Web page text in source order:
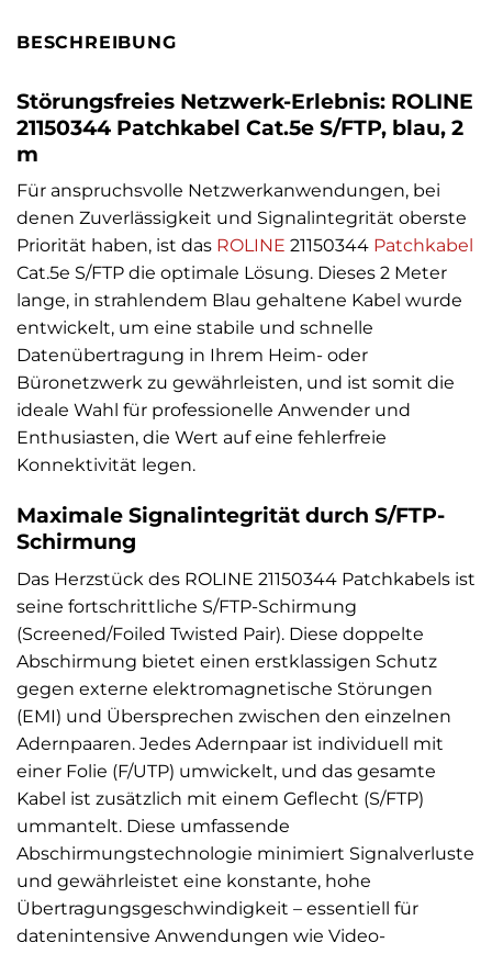
BESCHREIBUNG
Störungsfreies Netzwerk-Erlebnis: ROLINE
21150344 Patchkabel Cat.5e S/FTP, blau, 2
m
Für anspruchsvolle Netzwerkanwendungen, bei
denen Zuverlässigkeit und Signalintegrität oberste
Priorität haben, ist das ROLINE 21150344 Patchkabel
Cat.5e S/FTP die optimale Lösung. Dieses 2 Meter
lange, in strahlendem Blau gehaltene Kabel wurde
entwickelt, um eine stabile und schnelle
Datenübertragung in Ihrem Heim- oder
Büronetzwerk zu gewährleisten, und ist somit die
ideale Wahl für professionelle Anwender und
Enthusiasten, die Wert auf eine fehlerfreie
Konnektivität legen.
Maximale Signalintegrität durch S/FTP-
Schirmung
Das Herzstück des ROLINE 21150344 Patchkabels ist
seine fortschrittliche S/FTP-Schirmung
(Screened/Foiled Twisted Pair). Diese doppelte
Abschirmung bietet einen erstklassigen Schutz
gegen externe elektromagnetische Störungen
(EMI) und Übersprechen zwischen den einzelnen
Adernpaaren. Jedes Adernpaar ist individuell mit
einer Folie (F/UTP) umwickelt, und das gesamte
Kabel ist zusätzlich mit einem Geflecht (S/FTP)
ummantelt. Diese umfassende
Abschirmungstechnologie minimiert Signalverluste
und gewährleistet eine konstante, hohe
Übertragungsgeschwindigkeit – essentiell für
datenintensive Anwendungen wie Video-